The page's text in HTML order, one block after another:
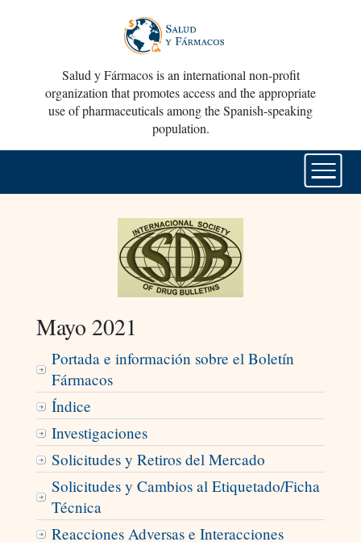
Salud y Fármacos is an international non-profit
organization that promotes access and the appropriate
use of pharmaceuticals among the Spanish-speaking
population.
Mayo 2021
Portada e información sobre el Boletín
Fármacos
Índice
Investigaciones
Solicitudes y Retiros del Mercado
Solicitudes y Cambios al Etiquetado/Ficha
Técnica
Reacciones Adversas e Interacciones